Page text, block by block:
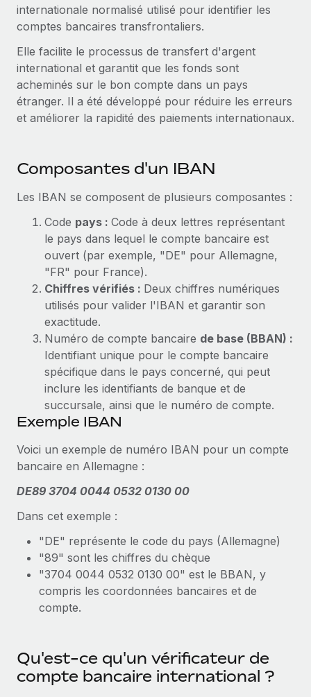
Gestion des freelances
Intégrez et gérez vos freelances partout dans le monde
PEO
Sous-traitez les opérations complexes liées à l’emploi
INFRASTRUCTURE
Plateforme
Des fonctions RH clés intégrées pour votre équipe
Connecter Nouveau
Connectez n'importe quel outil d’IA à Remote grâce à
notre MCP
Intégrations
Rationalisez vos processus avec des outils essentiels
SERVICES
Demandez aux experts
Recevez des conseils d’experts sur les RH à
l’international et la conformité
Simplifiez vos processus de présélection des
candidats
Gardez un temps d’avance sur les risques en
matière de conformité
Gestion des appareils
Achetez et suivez vos équipements informatiques
dans le monde entier
conformité
Comparer Remote
Examinez notre service par rapport aux autres
CROISSANCE
Start-ups
Des solutions agiles et internationales pour les RH et la
Développez vos équipes avec des solutions RH sur
Entreprise
Les RH à l’international pour les grandes entreprises
TRAVAILLONS ENSEMBLE
Partenaires stratégiques de la tech
Intégrez les RH à l’international de manière flexible
Devenir partenaire
Explorez avec nous vos opportunités de partenariat
Remote Build
Bientôt disponible
Conseil en intégrations et automatisations assistées par
l’IA
ÉTUDES DE CAS
pays
Découvrez les devises disponibles et les vitesses de
paiement pour vos freelances internationaux
APPRENDRE AVEC REMOTE
Études de cas
Glossaire RH
Checklists et modèles
Descriptions de postes
Webinaires
Événements
Salle de presse
Données sur les salaires et les talents
Centre de ressources
Obtenir de l’aide
Voir toutes les ressources
Paie multipays
EOR et PEO
Gestion des freelances
Taxes
BLOG
Nederlands
Français
Deutsch
Italiano
Português (Portugal)
日本語
中文（简体）
Connexion
internationale normalisé utilisé pour identifier les
comptes bancaires transfrontaliers.
Elle facilite le processus de transfert d'argent
international et garantit que les fonds sont
acheminés sur le bon compte dans un pays
étranger. Il a été développé pour réduire les erreurs
et améliorer la rapidité des paiements internationaux.
Composantes d'un IBAN
Les IBAN se composent de plusieurs composantes :
Code pays : Code à deux lettres représentant
le pays dans lequel le compte bancaire est
ouvert (par exemple, "DE" pour Allemagne,
"FR" pour France).
Chiffres vérifiés : Deux chiffres numériques
utilisés pour valider l'IBAN et garantir son
exactitude.
Numéro de compte bancaire de base (BBAN) :
Identifiant unique pour le compte bancaire
spécifique dans le pays concerné, qui peut
inclure les identifiants de banque et de
succursale, ainsi que le numéro de compte.
Exemple IBAN
Voici un exemple de numéro IBAN pour un compte
bancaire en Allemagne :
DE89 3704 0044 0532 0130 00
Dans cet exemple :
"DE" représente le code du pays (Allemagne)
"89" sont les chiffres du chèque
"3704 0044 0532 0130 00" est le BBAN, y
compris les coordonnées bancaires et de
compte.
Qu'est-ce qu'un vérificateur de
compte bancaire international ?